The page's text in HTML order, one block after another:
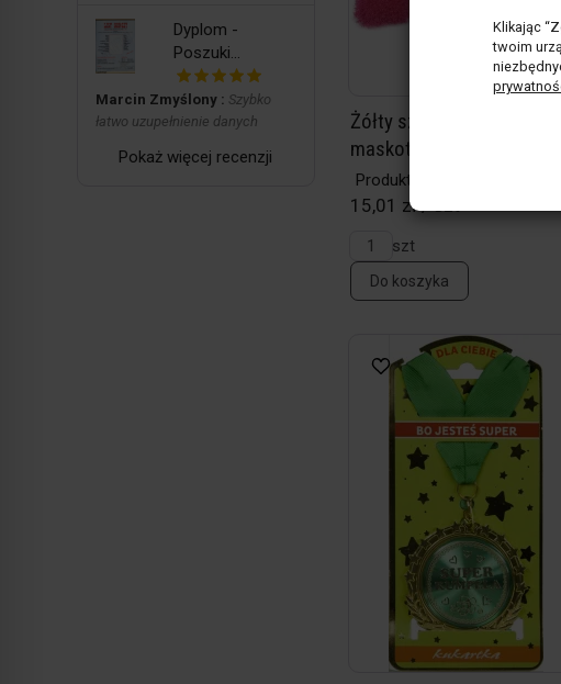
Żółty szalik, z pluszową
maskotką - mis...
Produkt w magazynie
15,01 zł / szt
szt
Do koszyka
Dyplom -
Poszuki...
Marcin Zmyślony : Szybko
łatwo uzupełnienie danych
Pokaż więcej recenzji
Klikając
twoim